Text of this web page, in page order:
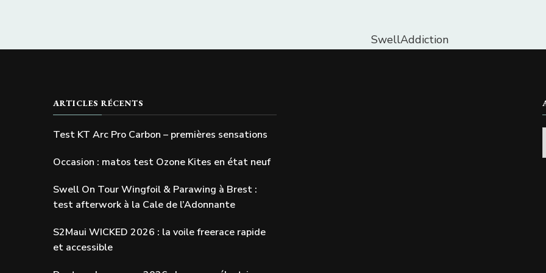
SwellAddiction
ARTICLES RÉCENTS
Test KT Arc Pro Carbon – premières sensations
Occasion : matos test Ozone Kites en état neuf
Swell On Tour Wingfoil & Parawing à Brest :
test afterwork à la Cale de l’Adonnante
S2Maui WICKED 2026 : la voile freerace rapide
et accessible